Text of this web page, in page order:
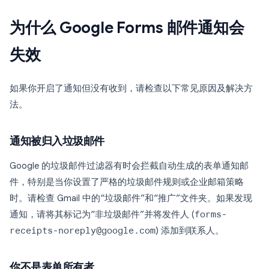
为什么 Google Forms 邮件通知会
失效
如果你开启了通知但没有收到，请检查以下常见原因及解决方
法。
通知被归入垃圾邮件
Google 的垃圾邮件过滤器有时会拦截自动生成的表单通知邮
件，特别是当你设置了严格的垃圾邮件规则或企业邮箱策略
时。请检查 Gmail 中的“垃圾邮件”和“推广”文件夹。如果发现
通知，请将其标记为“非垃圾邮件”并将发件人 (forms-
receipts-noreply@google.com) 添加到联系人。